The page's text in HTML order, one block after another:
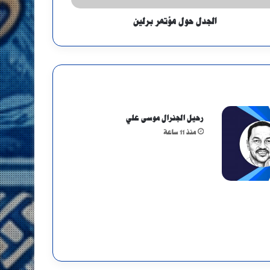
الجدل حول مؤتمر برلين
رحيل الجنرال موسى علي
منذ 11 ساعة